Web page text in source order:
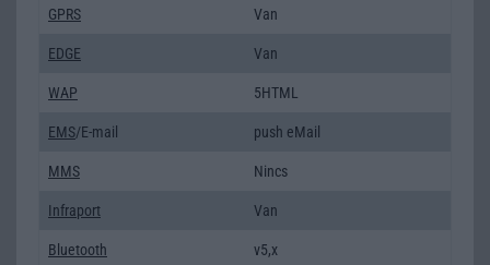
GPRS Van
EDGE Van
WAP 5HTML
EMS/E-mail push eMail
MMS Nincs
Infraport Van
Bluetooth v5,x